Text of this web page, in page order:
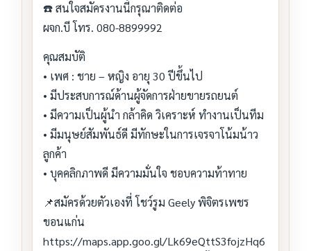
☎️ สนใจสมัครงานนี้กรุณาติดต่อ
ผจก.บี โทร. 080-8899992
คุณสมบัติ
• เพศ : ชาย – หญิง อายุ 30 ปีขึ้นไป
• มีประสบการณ์ด้านผู้จัดการฝ่ายขายรถยนต์
• มีความเป็นผู้นำ กล้าคิด วิเคราะห์ ทำงานเป็นทีม
• มีมนุษย์สัมพันธ์ดี มีทักษะในการเจรจาโน้มน้าว
ลูกค้า
• บุคคลิกภาพดี มีความมั่นใจ ชอบความท้าทาย
📌สมัครด้วยตัวเองที่ โชว์รูม Geely พิจิตรเพชร
ขอนแก่น
https://maps.app.goo.gl/Lk69eQttS3fojzHq6